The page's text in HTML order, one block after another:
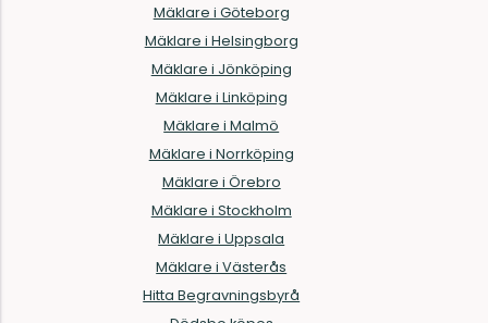
Mäklare i Göteborg
Mäklare i Helsingborg
Mäklare i Jönköping
Mäklare i Linköping
Mäklare i Malmö
Mäklare i Norrköping
Mäklare i Örebro
Mäklare i Stockholm
Mäklare i Uppsala
Mäklare i Västerås
Hitta Begravningsbyrå